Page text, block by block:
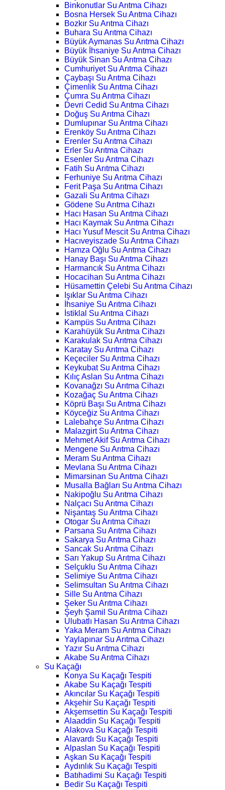
Binkonutlar Su Arıtma Cihazı
Bosna Hersek Su Arıtma Cihazı
Bozkır Su Arıtma Cihazı
Buhara Su Arıtma Cihazı
Büyük Aymanas Su Arıtma Cihazı
Büyük İhsaniye Su Arıtma Cihazı
Büyük Sinan Su Arıtma Cihazı
Cumhuriyet Su Arıtma Cihazı
Çaybaşı Su Arıtma Cihazı
Çimenlik Su Arıtma Cihazı
Çumra Su Arıtma Cihazı
Devri Cedid Su Arıtma Cihazı
Doğuş Su Arıtma Cihazı
Dumlupınar Su Arıtma Cihazı
Erenköy Su Arıtma Cihazı
Erenler Su Arıtma Cihazı
Erler Su Arıtma Cihazı
Esenler Su Arıtma Cihazı
Fatih Su Arıtma Cihazı
Ferhuniye Su Arıtma Cihazı
Ferit Paşa Su Arıtma Cihazı
Gazali Su Arıtma Cihazı
Gödene Su Arıtma Cihazı
Hacı Hasan Su Arıtma Cihazı
Hacı Kaymak Su Arıtma Cihazı
Hacı Yusuf Mescit Su Arıtma Cihazı
Hacıveyiszade Su Arıtma Cihazı
Hamza Oğlu Su Arıtma Cihazı
Hanay Başı Su Arıtma Cihazı
Harmancık Su Arıtma Cihazı
Hocacihan Su Arıtma Cihazı
Hüsamettin Çelebi Su Arıtma Cihazı
Işıklar Su Arıtma Cihazı
İhsaniye Su Arıtma Cihazı
İstiklal Su Arıtma Cihazı
Kampüs Su Arıtma Cihazı
Karahüyük Su Arıtma Cihazı
Karakulak Su Arıtma Cihazı
Karatay Su Arıtma Cihazı
Keçeciler Su Arıtma Cihazı
Keykubat Su Arıtma Cihazı
Kılıç Aslan Su Arıtma Cihazı
Kovanağzı Su Arıtma Cihazı
Kozağaç Su Arıtma Cihazı
Köprü Başı Su Arıtma Cihazı
Köyceğiz Su Arıtma Cihazı
Lalebahçe Su Arıtma Cihazı
Malazgirt Su Arıtma Cihazı
Mehmet Akif Su Arıtma Cihazı
Mengene Su Arıtma Cihazı
Meram Su Arıtma Cihazı
Mevlana Su Arıtma Cihazı
Mimarsinan Su Arıtma Cihazı
Musalla Bağları Su Arıtma Cihazı
Nakipoğlu Su Arıtma Cihazı
Nalçacı Su Arıtma Cihazı
Nişantaş Su Arıtma Cihazı
Otogar Su Arıtma Cihazı
Parsana Su Arıtma Cihazı
Sakarya Su Arıtma Cihazı
Sancak Su Arıtma Cihazı
Sarı Yakup Su Arıtma Cihazı
Selçuklu Su Arıtma Cihazı
Selimiye Su Arıtma Cihazı
Selimsultan Su Arıtma Cihazı
Sille Su Arıtma Cihazı
Şeker Su Arıtma Cihazı
Şeyh Şamil Su Arıtma Cihazı
Ulubatlı Hasan Su Arıtma Cihazı
Yaka Meram Su Arıtma Cihazı
Yaylapınar Su Arıtma Cihazı
Yazır Su Arıtma Cihazı
Akabe Su Arıtma Cihazı
Su Kaçağı
Konya Su Kaçağı Tespiti
Akabe Su Kaçağı Tespiti
Akıncılar Su Kaçağı Tespiti
Akşehir Su Kaçağı Tespiti
Akşemsettin Su Kaçağı Tespiti
Alaaddin Su Kaçağı Tespiti
Alakova Su Kaçağı Tespiti
Alavardı Su Kaçağı Tespiti
Alpaslan Su Kaçağı Tespiti
Aşkan Su Kaçağı Tespiti
Aydınlık Su Kaçağı Tespiti
Batıhadimi Su Kaçağı Tespiti
Bedir Su Kaçağı Tespiti